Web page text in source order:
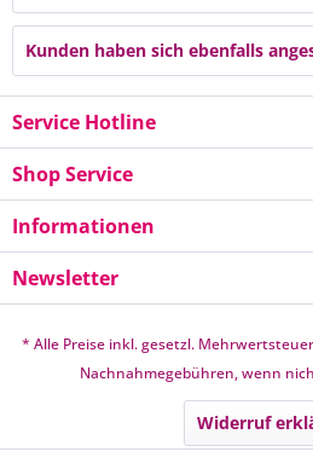
Kunden haben sich ebenfalls
Service Hotline
Shop Service
Informationen
Newsletter
* Alle Preise inkl. gesetzl.
Nachnahmegebühren, wenn
Widerruf